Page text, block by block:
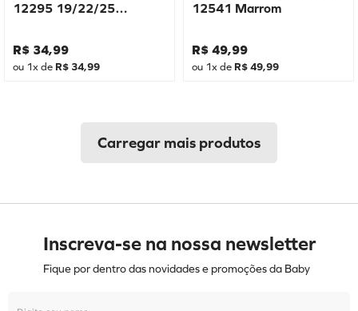
12295 19/22/25
R$ 34,99
ou 1x de R$ 34,99
12541 Marrom
R$ 49,99
ou 1x de R$49,99
Inscreva-se na nossa newsletter
Fique por dentro das novidades e promoções da Baby